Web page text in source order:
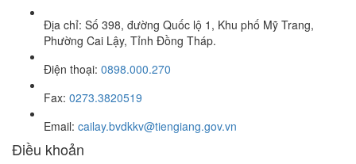
Địa chỉ: Số 398, đường Quốc lộ 1, Khu phố Mỹ Trang,
Phường Cai Lậy, Tỉnh Đồng Tháp.
Điện thoại: 0898.000.270
Fax: 0273.3820519
Email: cailay.bvdkkv@tiengiang.gov.vn
Điều khoản